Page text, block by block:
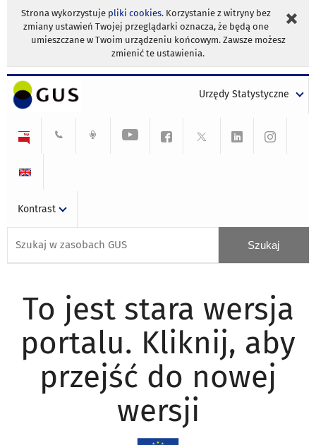
Strona wykorzystuje pliki cookies. Korzystanie z witryny bez
zmiany ustawień Twojej przeglądarki oznacza, że będą one
umieszczane w Twoim urządzeniu końcowym. Zawsze możesz
zmienić te ustawienia.
Urzędy Statystyczne
Kontrast
To jest stara wersja
portalu. Kliknij, aby
przejść do nowej
wersji